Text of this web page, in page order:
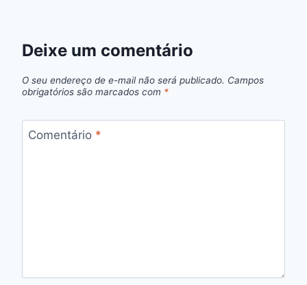
Deixe um comentário
O seu endereço de e-mail não será publicado. Campos
obrigatórios são marcados com *
Comentário *